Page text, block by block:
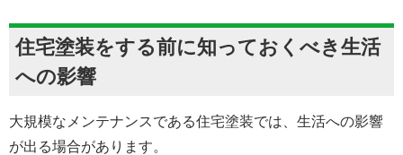
住宅塗装をする前に知っておくべき生活
への影響
大規模なメンテナンスである住宅塗装では、生活への影響
が出る場合があります。